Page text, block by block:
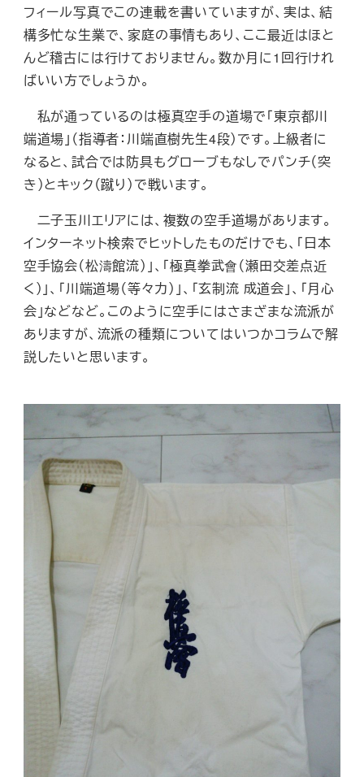
フィール写真でこの連載を書いていますが、実は、結
構多忙な生業で、家庭の事情もあり、ここ最近はほと
んど稽古には行けておりません。数か月に1回行けれ
ばいい方でしょうか。
私が通っているのは極真空手の道場で「東京都川
端道場」（指導者：川端直樹先生4段）です。上級者に
なると、試合では防具もグローブもなしでパンチ（突
き）とキック（蹴り）で戦います。
二子玉川エリアには、複数の空手道場があります。
インターネット検索でヒットしたものだけでも、「日本
空手協会（松濤館流）」、「極真拳武會（瀬田交差点近
く）」、「川端道場（等々力）」、「玄制流 成道会」、「月心
会」などなど。このように空手にはさまざまな流派が
ありますが、流派の種類についてはいつかコラムで解
説したいと思います。